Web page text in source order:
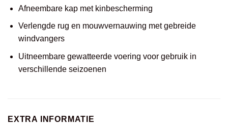
Afneembare kap met kinbescherming
Verlengde rug en mouwvernauwing met gebreide
windvangers
Uitneembare gewatteerde voering voor gebruik in
verschillende seizoenen
EXTRA INFORMATIE